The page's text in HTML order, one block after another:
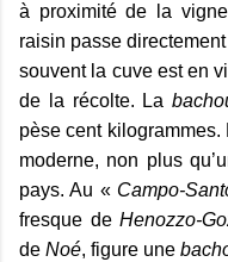
à proximité de la
raisin passe
souvent la cuve est en
de la récolte. La
pèse cent kilogrammes.
moderne, non plus
pays. Au « Campo-
fresque deHenozzo-
de Noé, figure une